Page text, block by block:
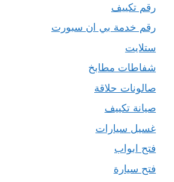
رقم تكييف
رقم خدمة بي ان سبورت
ستلايت
شفاطات مطابخ
صالونات حلاقة
صيانة تكييف
غسيل سيارات
فتح ابواب
فتح سيارة